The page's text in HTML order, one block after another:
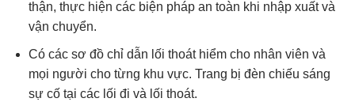
thận, thực hiện các biện pháp an toàn khi nhập xuất và
vận chuyển.
Có các sơ đồ chỉ dẫn lối thoát hiểm cho nhân viên và
mọi người cho từng khu vực. Trang bị đèn chiếu sáng
sự cố tại các lối đi và lối thoát.